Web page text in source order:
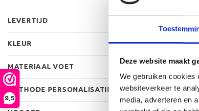
Deze website maakt
We gebruiken cookies
websiteverkeer te
media, adverteren en
9,5
LEVERTIJD
KLEUR
MATERIAAL VOET
METHODE PERSONALISATIE